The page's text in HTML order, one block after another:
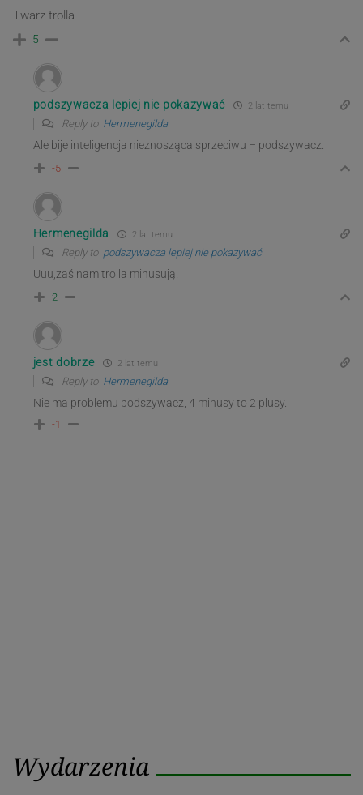
Twarz trolla
5
podszywacza lepiej nie pokazywać 2 lat temu
Reply to Hermenegilda
Ale bije inteligencja nieznosząca sprzeciwu – podszywacz.
-5
Hermenegilda 2 lat temu
Reply to podszywacza lepiej nie pokazywać
Uuu,zaś nam trolla minusują.
2
jest dobrze 2 lat temu
Reply to Hermenegilda
Nie ma problemu podszywacz, 4 minusy to 2 plusy.
-1
Wydarzenia